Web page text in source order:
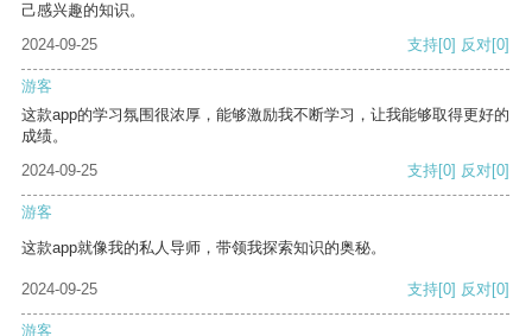
己感兴趣的知识。
2024-09-25
支持[0] 反对[0]
游客
这款app的学习氛围很浓厚，能够激励我不断学习，让我能够取得更好的
成绩。
2024-09-25
支持[0] 反对[0]
游客
这款app就像我的私人导师，带领我探索知识的奥秘。
2024-09-25 支持[0] 反对[0]
游客